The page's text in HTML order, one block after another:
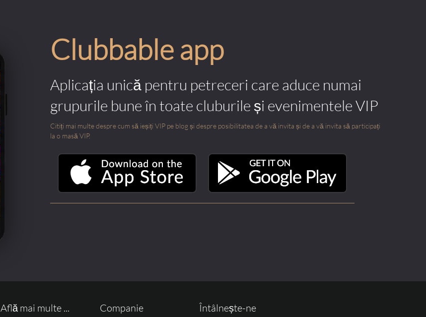
Clubbable app
Aplicația unică pentru petreceri care aduce numai
grupurile bune în toate cluburile și evenimentele VIP
Citiți mai multe despre cum să ieșiți VIP pe blog și despre posibilitatea de a vă invita și de a vă invita să participați
la o masă VIP.
Află mai multe ... Companie Întâlnește-ne